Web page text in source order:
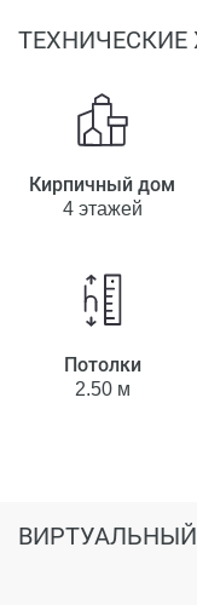
ТЕХНИЧЕСКИЕ
Кирпичный дом
4 этажей
Потолки
2.50 м